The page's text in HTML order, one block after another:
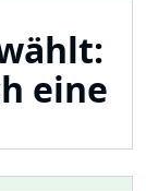
eine